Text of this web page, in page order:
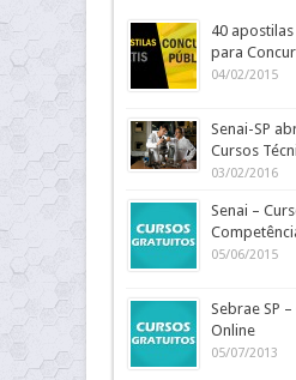
40
para
04/02/2015
Senai-SP
Cursos
03/02/2016
Senai –
05/06/2015
Sebrae SP
Online
05/07/2013